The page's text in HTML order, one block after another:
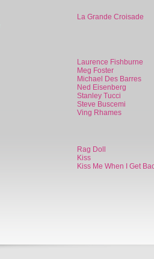
La Grande Croisade
Laurence Fishburne
Meg Foster
Michael Des Barres
Ned Eisenberg
Stanley Tucci
Steve Buscemi
Ving Rhames
Rag Doll
Kiss
Kiss Me When I Get